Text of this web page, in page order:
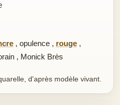
, opulence , rouge ,
, Monick Brès
d'après modèle vivant.